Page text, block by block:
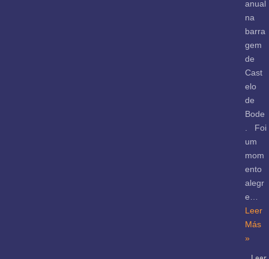
anual
na
barra
gem
de
Cast
elo
de
Bode
. Foi
um
mom
ento
alegr
e…
Leer
Más
»